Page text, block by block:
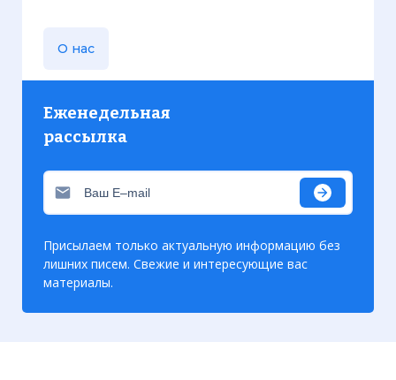
О нас
Еженедельная
рассылка
Присылаем только актуальную информацию без
лишних писем. Свежие и интересующие вас
материалы.